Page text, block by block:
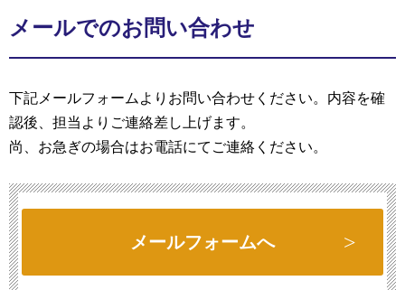
メールでのお問い合わせ
下記メールフォームよりお問い合わせください。内容を確
認後、担当よりご連絡差し上げます。
尚、お急ぎの場合はお電話にてご連絡ください。
メールフォームへ